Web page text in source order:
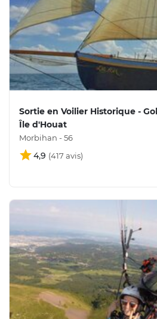
Sortie en Voilier Historique -
Île d'Houat
Morbihan - 56
4,9